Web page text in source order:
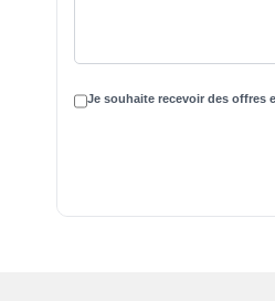
Je souhaite recevoir des offres